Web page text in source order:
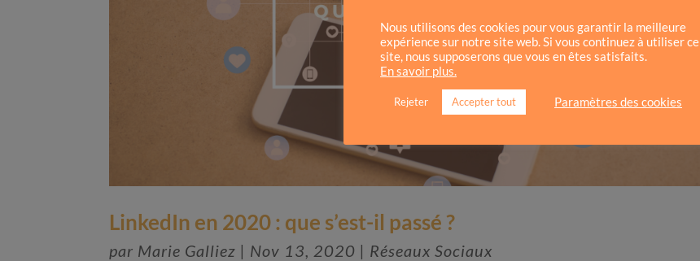
LinkedIn en 2020 : que s’est-il passé ?
par Marie Galliez | Nov 13, 2020 | Réseaux Sociaux
Nous utilisons des cookies pour vous garantir la meilleure
expérience sur notre site web. Si vous continuez à utiliser ce
site, nous supposerons que vous en êtes satisfaits.
En savoir plus.
Rejeter Accepter tout Paramètres des cookies